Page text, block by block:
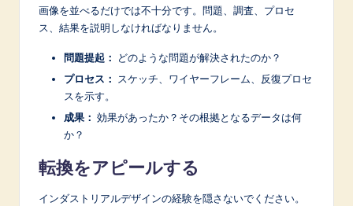
画像を並べるだけでは不十分です。問題、調査、プロセ
ス、結果を説明しなければなりません。
問題提起：
どのような問題が解決されたのか？
プロセス：
スケッチ、ワイヤーフレーム、反復プロセ
スを示す。
成果： 効果があったか？その根拠となるデータは何
か？
転換をアピールする
インダストリアルデザインの経験を隠さないでください。